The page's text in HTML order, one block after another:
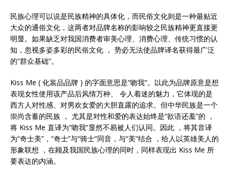
民族心理可以说是民族精神的具体化，而民俗文化则是一种最贴近
大众的通俗文化，这两者对品牌名称的影响较之民族精神更直接更
明显。如果缺乏对我国消费者审美心理、消费心理、传统习惯的认
知，忽视多姿多彩的民俗文化 ， 势必无法使品牌译名获得最广泛
的“群众基础”。
Kiss Me ( 化装品品牌 ) 的字面意思是“吻我”。以此为品牌原意是想
表现女性使用该产品后风情万种、 令人着迷的魅力，它体现的是
西方人对性感、对男欢女爱的大胆直露的追求。但中华民族是一个
崇尚含蓄的民族 ， 尤其是对性和爱的表达始终是“欲语还羞”的 ，
将 Kiss Me 直译为“吻我”显然不易被人们认同。因此 ，将其音译
为“奇士美”，“奇士”与“骑士”同音，与“美”结合 ，给人以英雄美人的
形象联想 ，在顾及我国民族心理的同时，同样表现出 Kiss Me 所
要表达的内涵。